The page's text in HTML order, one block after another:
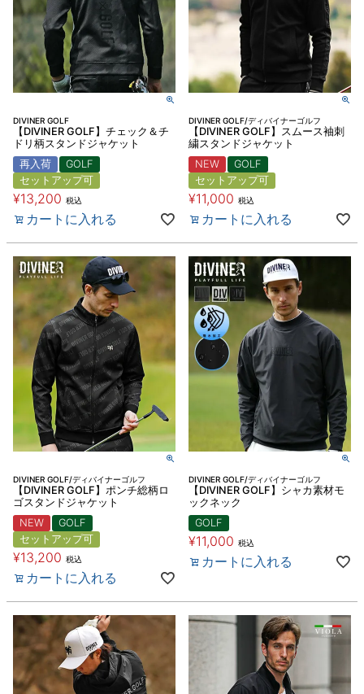
DIVINER GOLF
【DIVINER GOLF】チェック＆チ
ドリ柄スタンドジャケット
再入荷
GOLF
セットアップ可
¥13,200 税込
カートに入れる
DIVINER GOLF/ディバイナーゴルフ
【DIVINER GOLF】スムース袖刺
繍スタンドジャケット
NEW
GOLF
セットアップ可
¥11,000 税込
カートに入れる
DIVINER GOLF/ディバイナーゴルフ
【DIVINER GOLF】ポンチ総柄ロ
ゴスタンドジャケット
NEW
GOLF
セットアップ可
¥13,200 税込
カートに入れる
DIVINER GOLF/ディバイナーゴルフ
【DIVINER GOLF】シャカ素材モ
ックネック
GOLF
¥11,000 税込
カートに入れる